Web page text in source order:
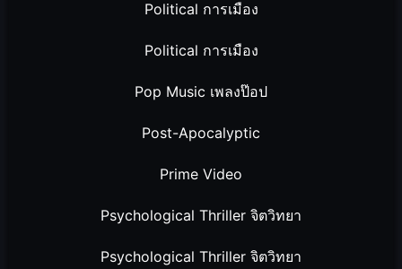
Political การเมือง
Political การเมือง
Pop Music เพลงป๊อป
Post-Apocalyptic
Prime Video
Psychological Thriller จิตวิทยา
Psychological Thriller จิตวิทยา